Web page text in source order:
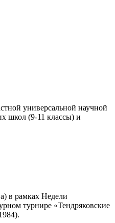
универсальной научной
школ (9-11 классы) и
в рамках Недели
турнире «Тендряковские